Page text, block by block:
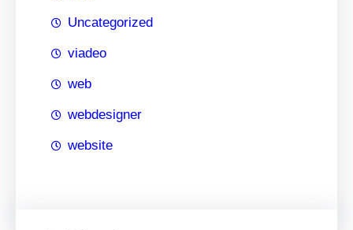
Uncategorized
viadeo
web
webdesigner
website